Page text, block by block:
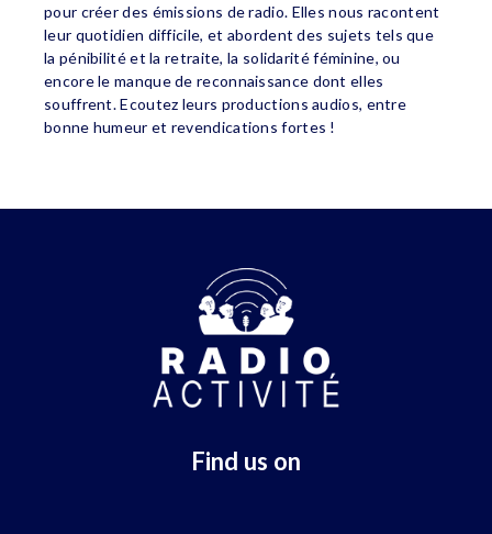
pour créer des émissions de radio. Elles nous racontent
leur quotidien difficile, et abordent des sujets tels que
la pénibilité et la retraite, la solidarité féminine, ou
encore le manque de reconnaissance dont elles
souffrent. Ecoutez leurs productions audios, entre
bonne humeur et revendications fortes !
Find us on